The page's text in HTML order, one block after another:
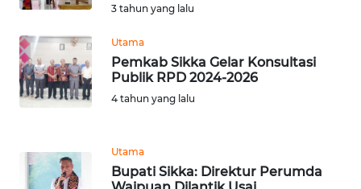
3 tahun yang lalu
Utama
Pemkab Sikka Gelar Konsultasi
Publik RPD 2024-2026
4 tahun yang lalu
Utama
Bupati Sikka: Direktur Perumda
BABEL
WN
SUMBAR
WN
WN